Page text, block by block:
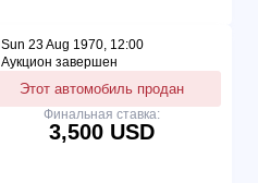
Sun 23 Aug 1970, 12:00
Аукцион завершен
Этот автомобиль продан
Финальная ставка:
3,500 USD